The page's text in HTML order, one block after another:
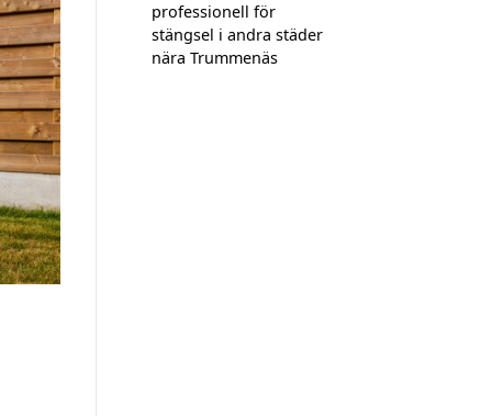
professionell för
stängsel i andra städer
nära Trummenäs